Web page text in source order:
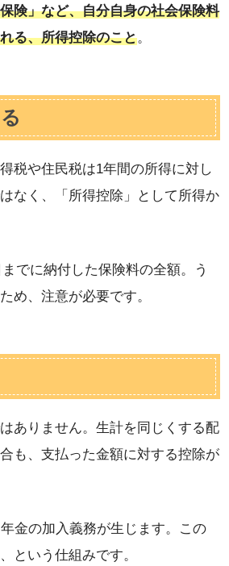
険」など、自分自身の社会保険料
る、所得控除のこと。
税や住民税は1年間の所得に対し
なく、「所得控除」として所得か
でに納付した保険料の全額。う
め、注意が必要です。
ありません。生計を同じくする配
も、支払った金額に対する控除が
金の加入義務が生じます。この
という仕組みです。